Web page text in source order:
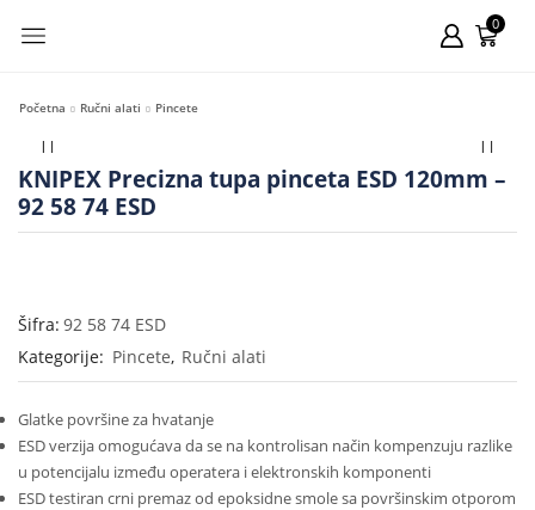
0
Početna Ručni alati Pincete
KNIPEX Precizna tupa pinceta ESD 120mm –
92 58 74 ESD
Šifra: 92 58 74 ESD
Kategorije: Pincete, Ručni alati
Glatke površine za hvatanje
ESD verzija omogućava da se na kontrolisan način kompenzuju razlike
u potencijalu između operatera i elektronskih komponenti
ESD testiran crni premaz od epoksidne smole sa površinskim otporom